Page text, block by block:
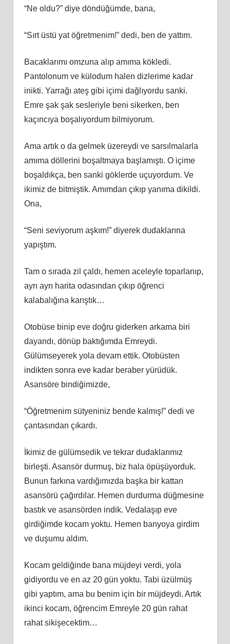
“Ne oldu?” diye döndüğümde, bana,
“Sırt üstü yat öğretmenim!” dedi, ben de yattım.
Bacaklarımı omzuna alıp amıma kökledi.
Pantolonum ve külodum halen dizlerime kadar
inikti. Yarrağı ateş gibi içimi dağlıyordu sanki.
Emre şak şak sesleriyle beni sikerken, ben
kaçıncıya boşalıyordum bilmiyorum.
Ama artık o da gelmek üzereydi ve sarsılmalarla
amıma döllerini boşaltmaya başlamıştı. O içime
boşaldıkça, ben sanki göklerde uçuyordum. Ve
ikimiz de bitmiştik. Amımdan çıkıp yanıma dikildi.
Ona,
“Seni seviyorum aşkım!” diyerek dudaklarına
yapıştım.
Tam o sırada zil çaldı, hemen aceleyle toparlanıp,
ayrı ayrı harita odasından çıkıp öğrenci
kalabalığına karıştık…
Otobüse binip eve doğru giderken arkama biri
dayandı, dönüp baktığımda Emreydi.
Gülümseyerek yola devam ettik. Otobüsten
indikten sonra eve kadar beraber yürüdük.
Asansöre bindiğimizde,
“Öğretmenim sütyeniniz bende kalmış!” dedi ve
çantasından çıkardı.
İkimiz de gülümsedik ve tekrar dudaklarımız
birleşti. Asansör durmuş, biz hala öpüşüyorduk.
Bunun farkına vardığımızda başka bir kattan
asansörü çağırdılar. Hemen durdurma düğmesine
bastık ve asansörden indik. Vedalaşıp eve
girdiğimde kocam yoktu. Hemen banyoya girdim
ve duşumu aldım.
Kocam geldiğinde bana müjdeyi verdi, yola
gidiyordu ve en az 20 gün yoktu. Tabi üzülmüş
gibi yaptım, ama bu benim için bir müjdeydi. Artık
ikinci kocam, öğrencim Emreyle 20 gün rahat
rahat sikişecektim…